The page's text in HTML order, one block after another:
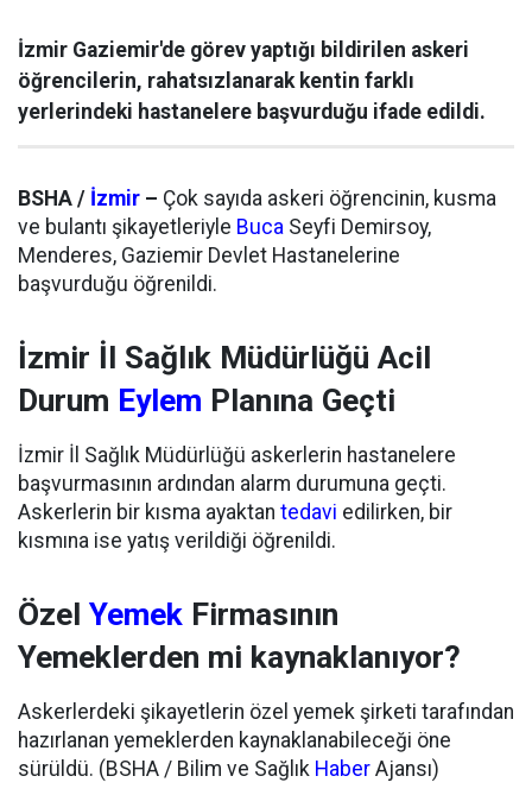
İzmir Gaziemir'de görev yaptığı bildirilen askeri
öğrencilerin, rahatsızlanarak kentin farklı
yerlerindeki hastanelere başvurduğu ifade edildi.
BSHA / İzmir – Çok sayıda askeri öğrencinin, kusma
ve bulantı şikayetleriyle Buca Seyfi Demirsoy,
Menderes, Gaziemir Devlet Hastanelerine
başvurduğu öğrenildi.
İzmir İl Sağlık Müdürlüğü Acil
Durum Eylem Planına Geçti
İzmir İl Sağlık Müdürlüğü askerlerin hastanelere
başvurmasının ardından alarm durumuna geçti.
Askerlerin bir kısma ayaktan tedavi edilirken, bir
kısmına ise yatış verildiği öğrenildi.
Özel Yemek Firmasının
Yemeklerden mi kaynaklanıyor?
Askerlerdeki şikayetlerin özel yemek şirketi tarafından
hazırlanan yemeklerden kaynaklanabileceği öne
sürüldü. (BSHA / Bilim ve Sağlık Haber Ajansı)